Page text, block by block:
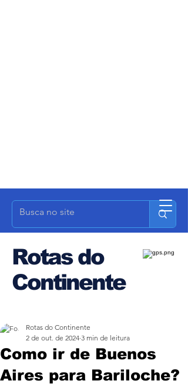
Rotas do
Continente
Como ir de Buenos
Aires para Bariloche?
Rotas do Continente
2 de out. de 2024 3 min de leitura